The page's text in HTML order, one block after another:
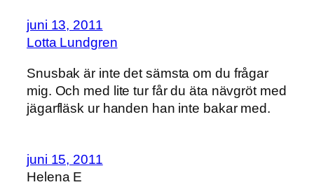
juni 13, 2011
Lotta Lundgren
Snusbak är inte det sämsta om du frågar
mig. Och med lite tur får du äta nävgröt med
jägarfläsk ur handen han inte bakar med.
juni 15, 2011
Helena E